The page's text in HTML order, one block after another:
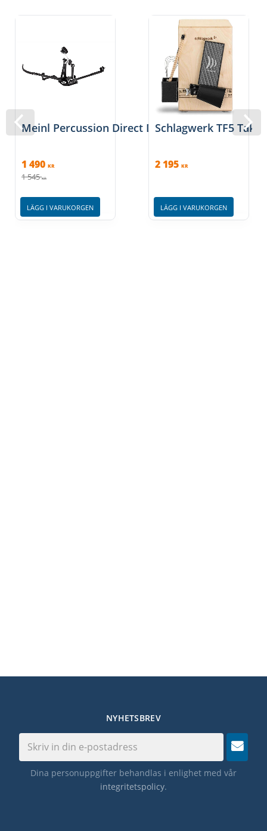
Meinl Percussion Direct Drive Cajon Pedal
1 490 KR
1 545 KR
LÄGG I VARUKORGEN
Schlagwerk TF5 Take
2 195 KR
LÄGG I VARUKORGEN
NYHETSBREV
Dina personuppgifter behandlas i enlighet med vår
integritetspolicy.